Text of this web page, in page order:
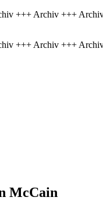
+++ Archiv +++
+++ Archiv +++
McCain